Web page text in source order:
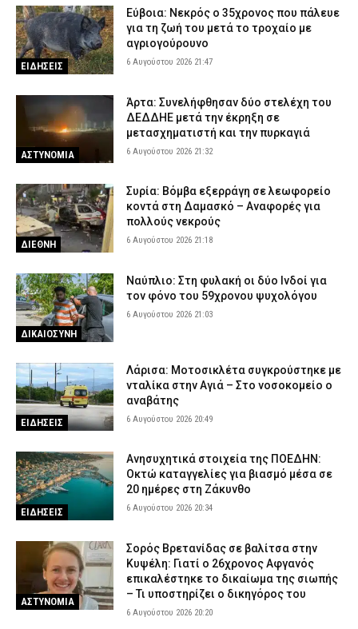
Φωτιά στην περιοχή Κολυμπάδα στην Σκύρο – Ισχυρή
κινητοποίηση της Πυροσβεστικής
ΕΙΔΗΣΕΙΣ 6 Αυγούστου 2026 15:35
πεζοδρομίου – Δείτε βίντεο
ΑΣΤΥΝΟΜΙΑ 6 Αυγούστου 2026 15:07
Τροχαίο στον Πύργο: Τραυματίστηκε σοβαρά ντελιβεράς μετά
από σφοδρή σύγκρουσης μηχανής με ΙΧ
ΕΙΔΗΣΕΙΣ
Εύβοια: Νεκρός ο 35χρονος που πάλευε
για τη ζωή του μετά το τροχαίο με
αγριογούρουνο
6 Αυγούστου 2026 21:47
ΑΣΤΥΝΟΜΙΑ
Άρτα: Συνελήφθησαν δύο στελέχη του
ΔΕΔΔΗΕ μετά την έκρηξη σε
μετασχηματιστή και την πυρκαγιά
6 Αυγούστου 2026 21:32
ΔΙΕΘΝΗ
Συρία: Βόμβα εξερράγη σε λεωφορείο
κοντά στη Δαμασκό – Αναφορές για
πολλούς νεκρούς
6 Αυγούστου 2026 21:18
ΔΙΚΑΙΟΣΥΝΗ
Ναύπλιο: Στη φυλακή οι δύο Ινδοί για
τον φόνο του 59χρονου ψυχολόγου
6 Αυγούστου 2026 21:03
ΕΙΔΗΣΕΙΣ
Λάρισα: Μοτοσικλέτα συγκρούστηκε με
νταλίκα στην Αγιά – Στο νοσοκομείο ο
αναβάτης
6 Αυγούστου 2026 20:49
ΕΙΔΗΣΕΙΣ
Ανησυχητικά στοιχεία της ΠΟΕΔΗΝ:
Οκτώ καταγγελίες για βιασμό μέσα σε
20 ημέρες στη Ζάκυνθο
6 Αυγούστου 2026 20:34
ΑΣΤΥΝΟΜΙΑ
Σορός Βρετανίδας σε βαλίτσα στην
Κυψέλη: Γιατί ο 26χρονος Αφγανός
επικαλέστηκε το δικαίωμα της σιωπής
– Τι υποστηρίζει ο δικηγόρος του
6 Αυγούστου 2026 20:20